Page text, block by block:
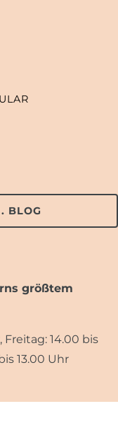
BLOG
größtem
Freitag: 14.00 bis
13.00 Uhr